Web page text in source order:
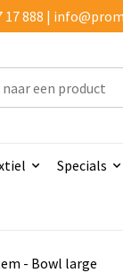
17 888 |
Specials
- Bowl large